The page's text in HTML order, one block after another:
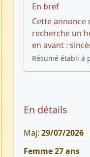
En bref
Cette annonce
recherche un
en avant :
Résumé établi à
En détails
Maj: 29/07/2026
Femme 27 ans